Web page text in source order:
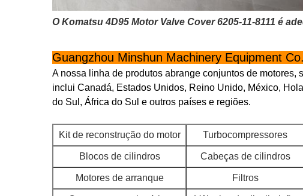
O Komatsu 4D95 Motor Valve Cover 6205-11-8111 é
Guangzhou Minshun Machinery Equipment
A nossa linha de produtos abrange conjuntos de
inclui Canadá, Estados Unidos, Reino Unido, México,
do Sul, África do Sul e outros países e regiões.
Kit de reconstrução do motor
Turbocompressores
Blocos de cilindros Cabeças de cilindros
Motores de arranque Filtros